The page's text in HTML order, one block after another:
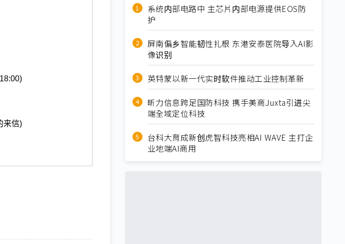
来信)
系统内部电路中 主芯片内部电源提供EOS防
护
屏南偏乡智能韧性扎根 东港安泰医院导入AI影
像识别
英特蒙以新一代实时软件推动工业控制革新
昕力信息跨足国防科技 携手美商Juxta引进尖
端全域定位科技
台科大育成新创虎智科技亮相AI WAVE 主打企
业地端AI商用